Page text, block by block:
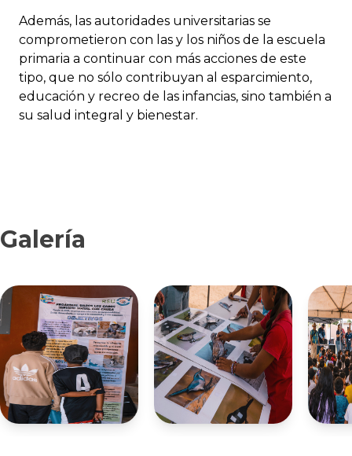
Además, las autoridades universitarias se
comprometieron con las y los niños de la escuela
primaria a continuar con más acciones de este
tipo, que no sólo contribuyan al esparcimiento,
educación y recreo de las infancias, sino también a
su salud integral y bienestar.
Galería